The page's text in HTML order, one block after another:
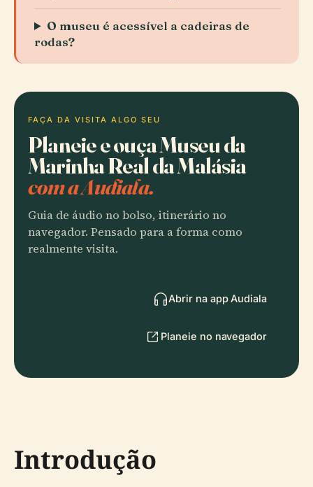
O museu é acessível a cadeiras de
rodas?
FAÇA DA VISITA ALGO SEU
Planeie e ouça Museu da
Marinha Real da Malásia
com a Audiala.
Guia de áudio no bolso, itinerário no
navegador. Pensado para a forma como
realmente visita.
Abrir na app Audiala
Planeie no navegador
Introdução